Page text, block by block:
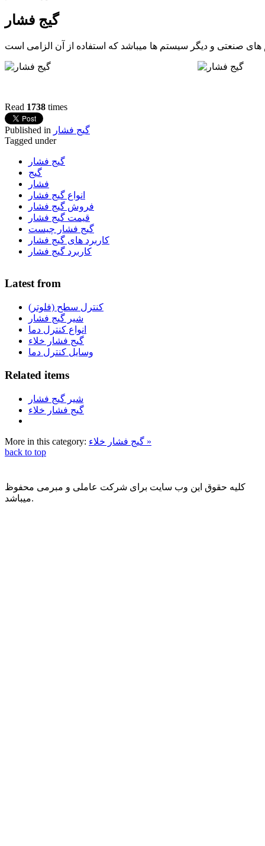
گیج فشار
Read 1738 times
Published in گیج فشار
Tagged under
گیج فشار
گیج
فشار
انواع گیج فشار
فروش گیج فشار
قیمت گیج فشار
گیج فشار چیست
کاربرد های گیج فشار
کاربرد گیج فشار
Latest from
کنترل سطح (فلوتر)
شیر گیج فشار
انواع کنترل دما
گیج فشار خلاء
وسایل کنترل دما
Related items
شیر گیج فشار
گیج فشار خلاء
More in this category:
گیج فشار خلاء »
back to top
کلیه حقوق این وب سایت برای شرکت عاملی و مبرمی محفوظ
میباشد.